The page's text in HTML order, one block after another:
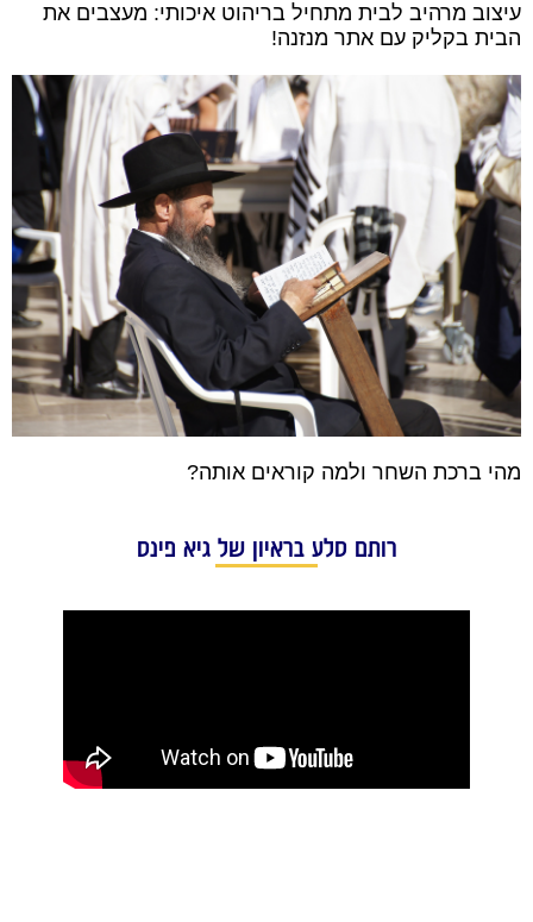
עיצוב מרהיב לבית מתחיל בריהוט איכותי: מעצבים את
הבית בקליק עם אתר מנזנה!
מהי ברכת השחר ולמה קוראים אותה?
רותם סלע בראיון של גיא פינס